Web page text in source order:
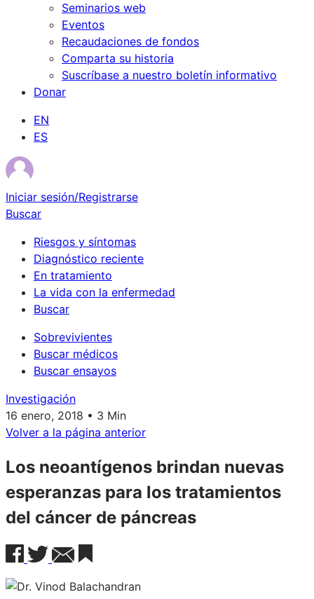
Seminarios web
Eventos
Recaudaciones de fondos
Comparta su historia
Suscríbase a nuestro boletín informativo
Donar
EN
ES
Iniciar sesión/Registrarse
Buscar
Riesgos y síntomas
Diagnóstico reciente
En tratamiento
La vida con la enfermedad
Buscar
Sobrevivientes
Buscar médicos
Buscar ensayos
Investigación
16 enero, 2018 • 3 Min
Volver a la página anterior
Los neoantígenos brindan nuevas
esperanzas para los tratamientos
del cáncer de páncreas